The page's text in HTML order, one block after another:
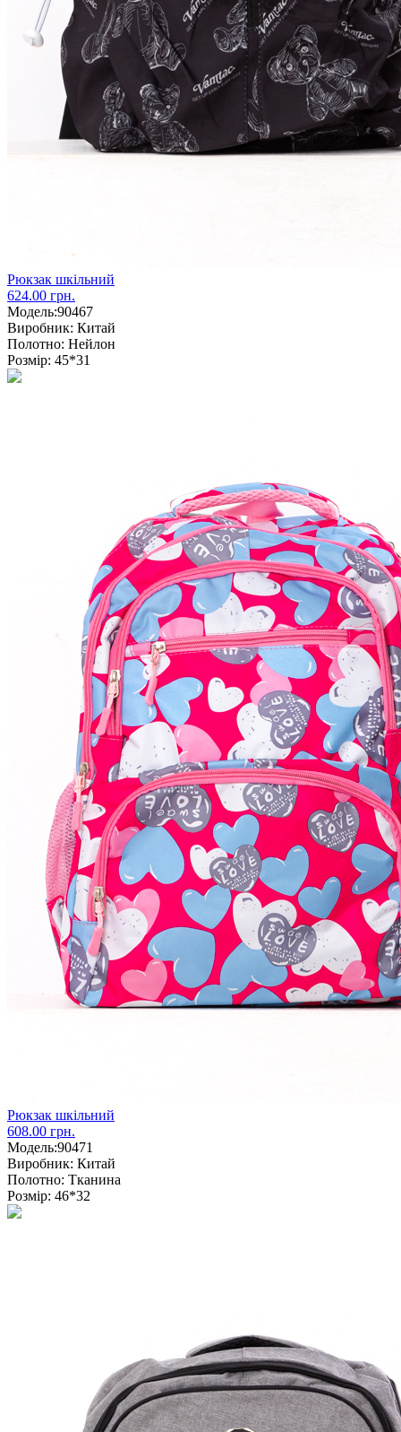
Рюкзак шкільний
624.00 грн.
Модель:90467
Виробник: Китай
Полотно: Нейлон
Розмір: 45*31
Рюкзак шкільний
608.00 грн.
Модель:90471
Виробник: Китай
Полотно: Тканина
Розмір: 46*32